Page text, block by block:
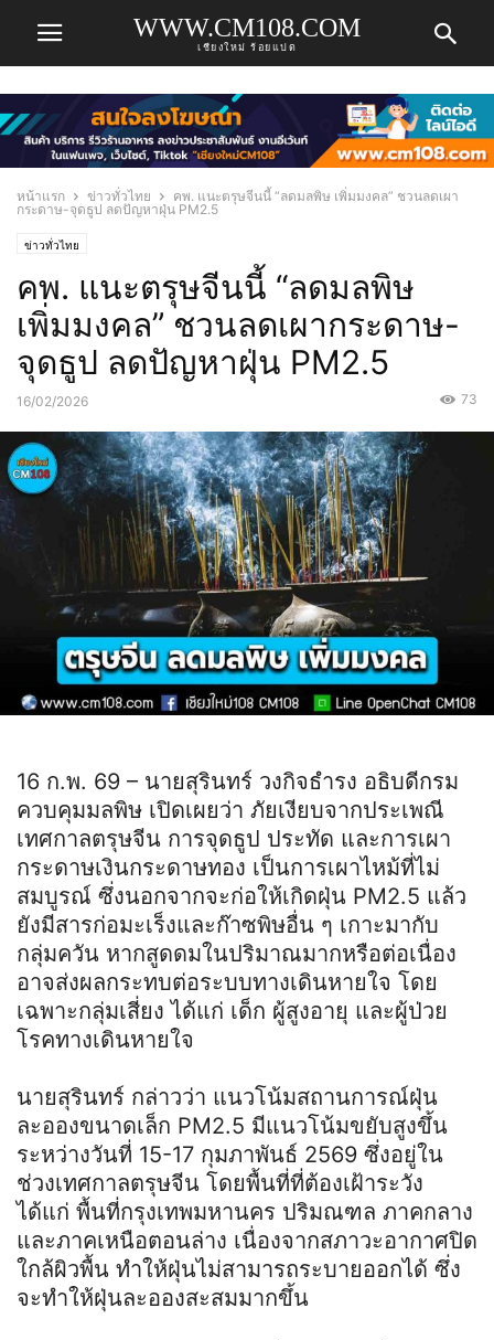
WWW.CM108.COM
เชียงใหม่ ร้อยแปด
หน้าแรก ข่าวทั่วไทย
คพ. แนะตรุษจีนนี้ “ลดมลพิษ เพิ่มมงคล” ชวนลดเผา
กระดาษ-จุดธูป ลดปัญหาฝุ่น PM2.5
ข่าวทั่วไทย
คพ. แนะตรุษจีนนี้ “ลดมลพิษ
เพิ่มมงคล” ชวนลดเผากระดาษ-
จุดธูป ลดปัญหาฝุ่น PM2.5
16/02/2026 73
16 ก.พ. 69 – นายสุรินทร์ วงกิจธำรง อธิบดีกรม
ควบคุมมลพิษ เปิดเผยว่า ภัยเงียบจากประเพณี
เทศกาลตรุษจีน การจุดธูป ประทัด และการเผา
กระดาษเงินกระดาษทอง เป็นการเผาไหม้ที่ไม่
สมบูรณ์ ซึ่งนอกจากจะก่อให้เกิดฝุ่น PM2.5 แล้ว
ยังมีสารก่อมะเร็งและก๊าซพิษอื่น ๆ เกาะมากับ
กลุ่มควัน หากสูดดมในปริมาณมากหรือต่อเนื่อง
อาจส่งผลกระทบต่อระบบทางเดินหายใจ โดย
เฉพาะกลุ่มเสี่ยง ได้แก่ เด็ก ผู้สูงอายุ และผู้ป่วย
โรคทางเดินหายใจ
นายสุรินทร์ กล่าวว่า แนวโน้มสถานการณ์ฝุ่น
ละอองขนาดเล็ก PM2.5 มีแนวโน้มขยับสูงขึ้น
ระหว่างวันที่ 15-17 กุมภาพันธ์ 2569 ซึ่งอยู่ใน
ช่วงเทศกาลตรุษจีน โดยพื้นที่ที่ต้องเฝ้าระวัง
ได้แก่ พื้นที่กรุงเทพมหานคร ปริมณฑล ภาคกลาง
และภาคเหนือตอนล่าง เนื่องจากสภาวะอากาศปิด
ใกล้ผิวพื้น ทำให้ฝุ่นไม่สามารถระบายออกได้ ซึ่ง
จะทำให้ฝุ่นละอองสะสมมากขึ้น